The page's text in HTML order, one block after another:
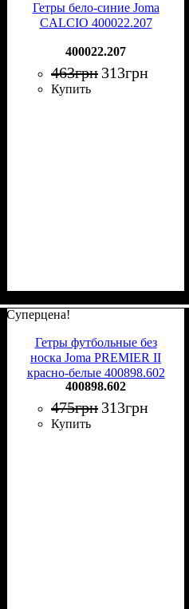
Гетры бело-синие Joma
CALCIO 400022.207
400022.207
463грн 313грн
Купить
Суперцена!
Гетры футбольные без
носка Joma PREMIER II
красно-белые 400898.602
400898.602
475грн 313грн
Купить